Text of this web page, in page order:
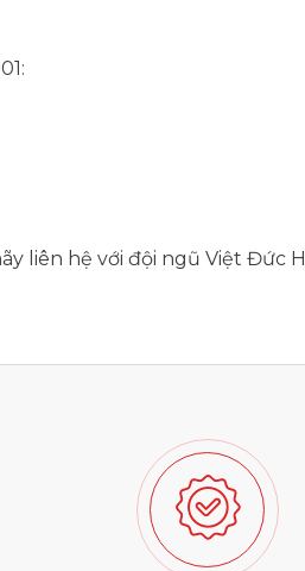
liên hệ với đội ngũ Việt Đức